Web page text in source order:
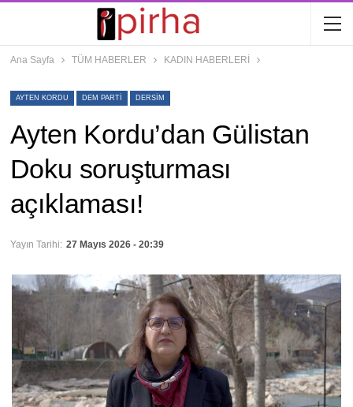
Ana Sayfa TÜM HABERLER KADIN HABERLERİ
AYTEN KORDU DEM PARTI DERSIM
Ayten Kordu’dan Gülistan
Doku soruşturması
açıklaması!
Yayın Tarihi: 27 Mayıs 2026 - 20:39